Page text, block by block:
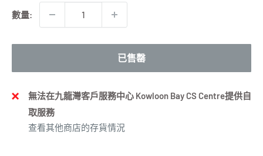
數量:
已售罄
無法在九龍灣客戶服務中心 Kowloon Bay CS Centre提供自
取服務
查看其他商店的存貨情況